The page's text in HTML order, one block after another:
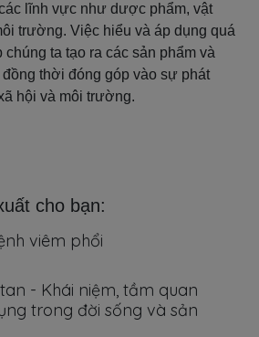
lĩnh vực như dược phẩm, vật
trường. Việc hiểu và áp dụng quá
chúng ta tạo ra các sản phẩm và
thời đóng góp vào sự phát
hội và môi trường.
cho bạn:
viêm phổi
- Khái niệm, tầm quan
trong đời sống và sản